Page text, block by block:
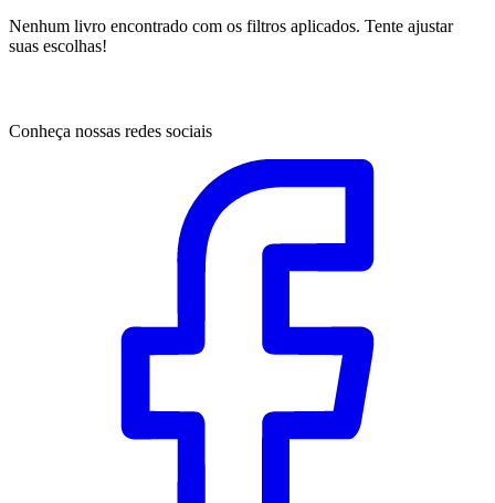
Nenhum livro encontrado com os filtros aplicados. Tente ajustar
suas escolhas!
Conheça nossas redes sociais